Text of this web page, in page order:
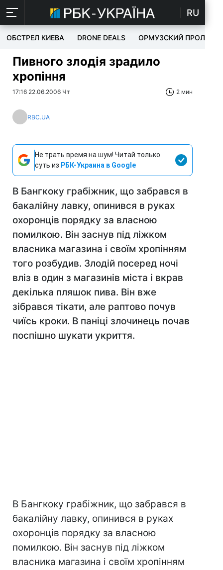
RU
ОБСТРЕЛ КИЕВА DRONE DEALS ОРМУЗСКИЙ ПРОЛИВ
Пивного злодія зрадило
хропіння
17:16 22.06.2006 Чт 2 мин
RBC.UA
Не трать время на шум! Читай только
суть из РБК-Украина в Google
В Бангкоку грабіжник, що забрався в
бакалійну лавку, опинився в руках
охоронців порядку за власною
помилкою. Він заснув під ліжком
власника магазина і своїм хропінням
того розбудив. Злодій посеред ночі
вліз в один з магазинів міста і вкрав
декілька пляшок пива. Він вже
зібрався тікати, але раптово почув
чиїсь кроки. В паніці злочинець почав
поспішно шукати укриття.
В Бангкоку грабіжник, що забрався в
бакалійну лавку, опинився в руках
охоронців порядку за власною
помилкою. Він заснув під ліжком
власника магазина і своїм хропінням